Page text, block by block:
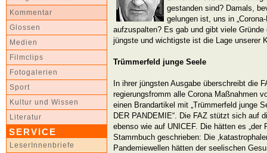
Kommentar
Glossen
Medien
Filmclips
Fotogalerien
Sport
Kultur und Wissen
Literatur
SERVICE
LeserInnenbriefe
gestanden sind? Damals,
gelungen ist, uns in „Corona-
aufzuspalten? Es gab und gibt viele
jüngste und wichtigste ist die Lage unserer
Trümmerfeld junge Seele
In ihrer jüngsten Ausgabe überschreibt die
regierungsfromm alle Corona Maßnahmen
einen Brandartikel mit „Trümmerfeld junge
DER PANDEMIE“. Die FAZ stützt sich auf
ebenso wie auf UNICEF. Die hätten es
Stammbuch geschrieben: Die
Pandemiewellen hätten der seelischen